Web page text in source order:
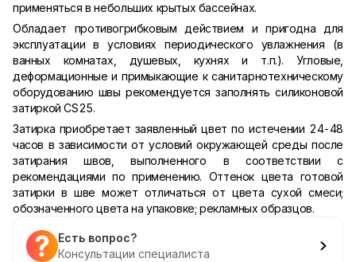
применяться в небольших крытых бассейнах.
Обладает противогрибковым действием и пригодна для
эксплуатации в условиях периодического увлажнения (в
ванных комнатах, душевых, кухнях и т.п.). Угловые,
деформационные и примыкающие к санитарнотехническому
оборудованию швы рекомендуется заполнять силиконовой
затиркой CS25.
Затирка приобретает заявленный цвет по истечении 24-48
часов в зависимости от условий окружающей среды после
затирания швов, выполненного в соответствии с
рекомендациями по применению. Оттенок цвета готовой
затирки в шве может отличаться от цвета сухой смеси;
обозначенного цвета на упаковке; рекламных образцов.
Есть вопрос?
Консультации специалиста